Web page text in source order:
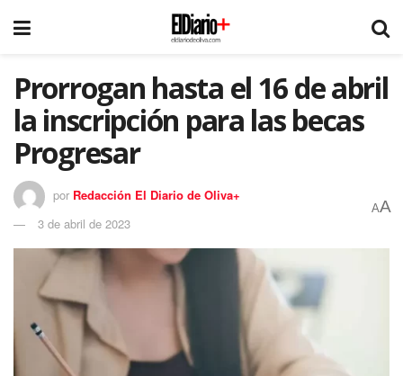
Prorrogan hasta el 16 de abril
la inscripción para las becas
Progresar
por Redacción El Diario de Oliva+
3 de abril de 2023
AA